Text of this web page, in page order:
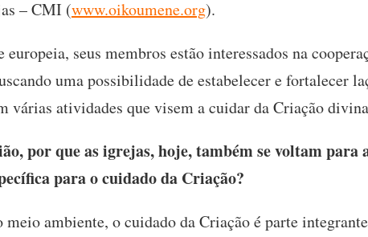
– CMI (www.oikoumene.org).
seus membros estão interessados na
uma possibilidade de estabelecer e fortalecer
várias atividades que visem a cuidar da Criação
por que as igrejas, hoje, também se voltam para
para o cuidado da Criação?
meio ambiente, o cuidado da Criação é parte